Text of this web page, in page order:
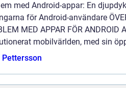
med Android-appar: En
för Android-användare
MED APPAR FÖR
mobilvärlden, med sin